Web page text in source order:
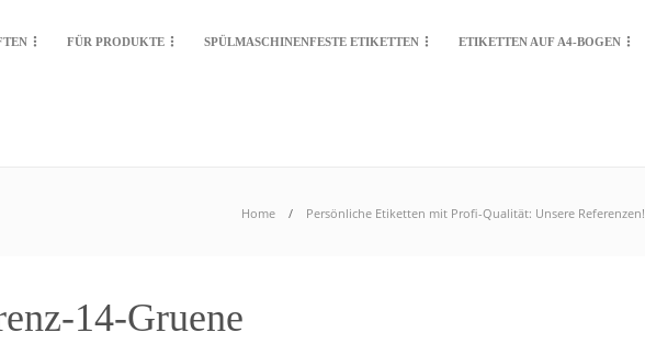
FÜR PRODUKTE SPÜLMASCHINENFESTE ETIKETTEN ETIKETTEN AUF A4-BOGEN
Home Persönliche Etiketten mit Profi-Qualität: Unsere Referenzen!
14-Gruene